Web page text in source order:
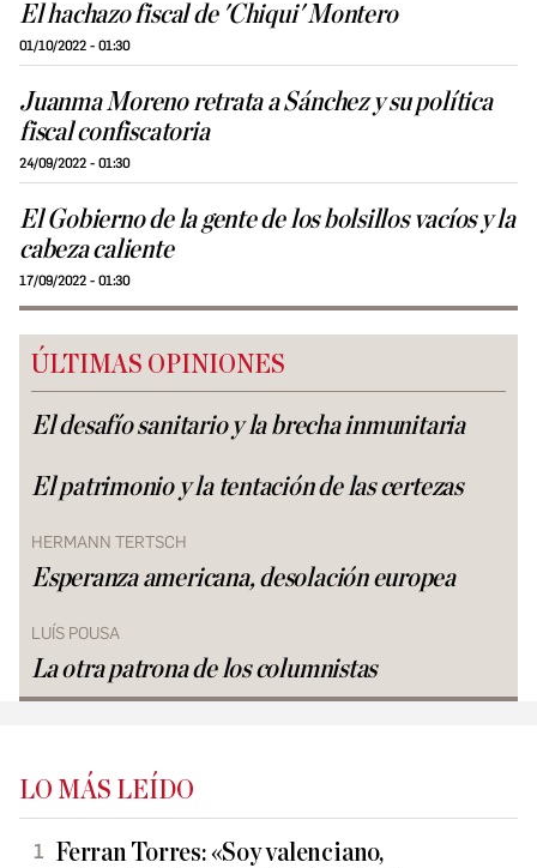
El hachazo fiscal de 'Chiqui' Montero
01/10/2022 - 01:30
Juanma Moreno retrata a Sánchez y su política
fiscal confiscatoria
24/09/2022 - 01:30
El Gobierno de la gente de los bolsillos vacíos y la
cabeza caliente
17/09/2022 - 01:30
ÚLTIMAS OPINIONES
El desafío sanitario y la brecha inmunitaria
El patrimonio y la tentación de las certezas
HERMANN TERTSCH
Esperanza americana, desolación europea
LUÍS POUSA
La otra patrona de los columnistas
LO MÁS LEÍDO
Ferran Torres: «Soy valenciano,